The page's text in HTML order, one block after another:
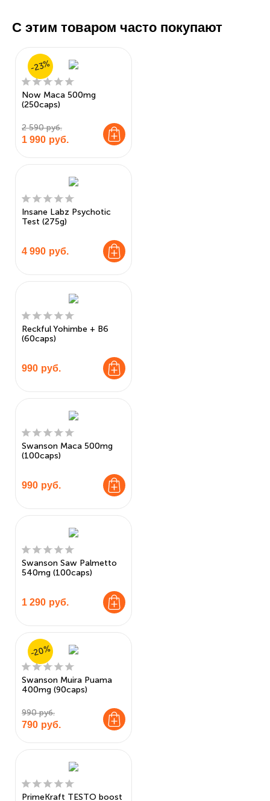
С этим товаром часто покупают
Now Maca 500mg
(250caps)
2 590 руб.
1 990 руб.
-23%
Insane Labz Psychotic
Test (275g)
4 990 руб.
Reckful Yohimbe + B6
(60caps)
990 руб.
Swanson Maca 500mg
(100caps)
990 руб.
Swanson Saw Palmetto
540mg (100caps)
1 290 руб.
Swanson Muira Puama
400mg (90caps)
990 руб.
790 руб.
-20%
PrimeKraft TESTO boost